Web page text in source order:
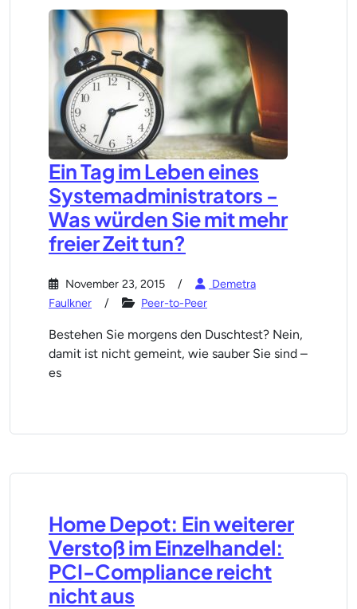
Ein Tag im Leben eines
Systemadministrators -
Was würden Sie mit mehr
freier Zeit tun?
November 23, 2015
Demetra
Faulkner
Peer-to-Peer
Bestehen Sie morgens den Duschtest? Nein,
damit ist nicht gemeint, wie sauber Sie sind –
es
Home Depot: Ein weiterer
Verstoß im Einzelhandel:
PCI-Compliance reicht
nicht aus